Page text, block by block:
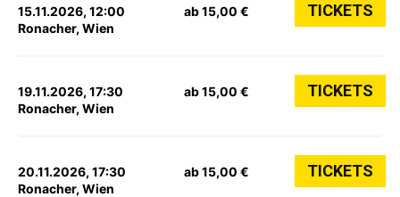
15.11.2026, 12:00
Ronacher, Wien
ab 15,00 € TICKETS
19.11.2026, 17:30
Ronacher, Wien
ab 15,00 € TICKETS
20.11.2026, 17:30
Ronacher, Wien
ab 15,00 € TICKETS